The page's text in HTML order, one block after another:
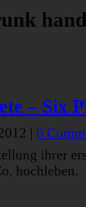
– Six
| 0
ihrer
hochleben.